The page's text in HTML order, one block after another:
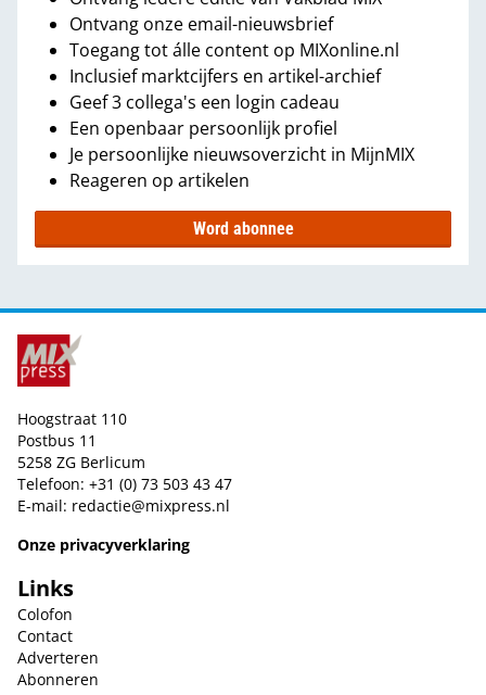
Ontvang onze email-nieuwsbrief
Toegang tot álle content op MIXonline.nl
Inclusief marktcijfers en artikel-archief
Geef 3 collega's een login cadeau
Een openbaar persoonlijk profiel
Je persoonlijke nieuwsoverzicht in MijnMIX
Reageren op artikelen
Word abonnee
Hoogstraat 110
Postbus 11
5258 ZG Berlicum
Telefoon: +31 (0) 73 503 43 47
E-mail: redactie@mixpress.nl
Onze privacyverklaring
Links
Colofon
Contact
Adverteren
Abonneren